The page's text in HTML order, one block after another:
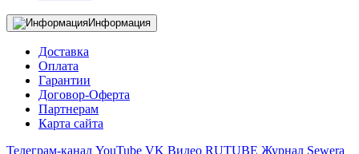
Информация
Доставка
Оплата
Гарантии
Договор-Оферта
Партнерам
Карта сайта
Телеграм-канал YouTube VK Видео RUTUBE Журнал Sewera